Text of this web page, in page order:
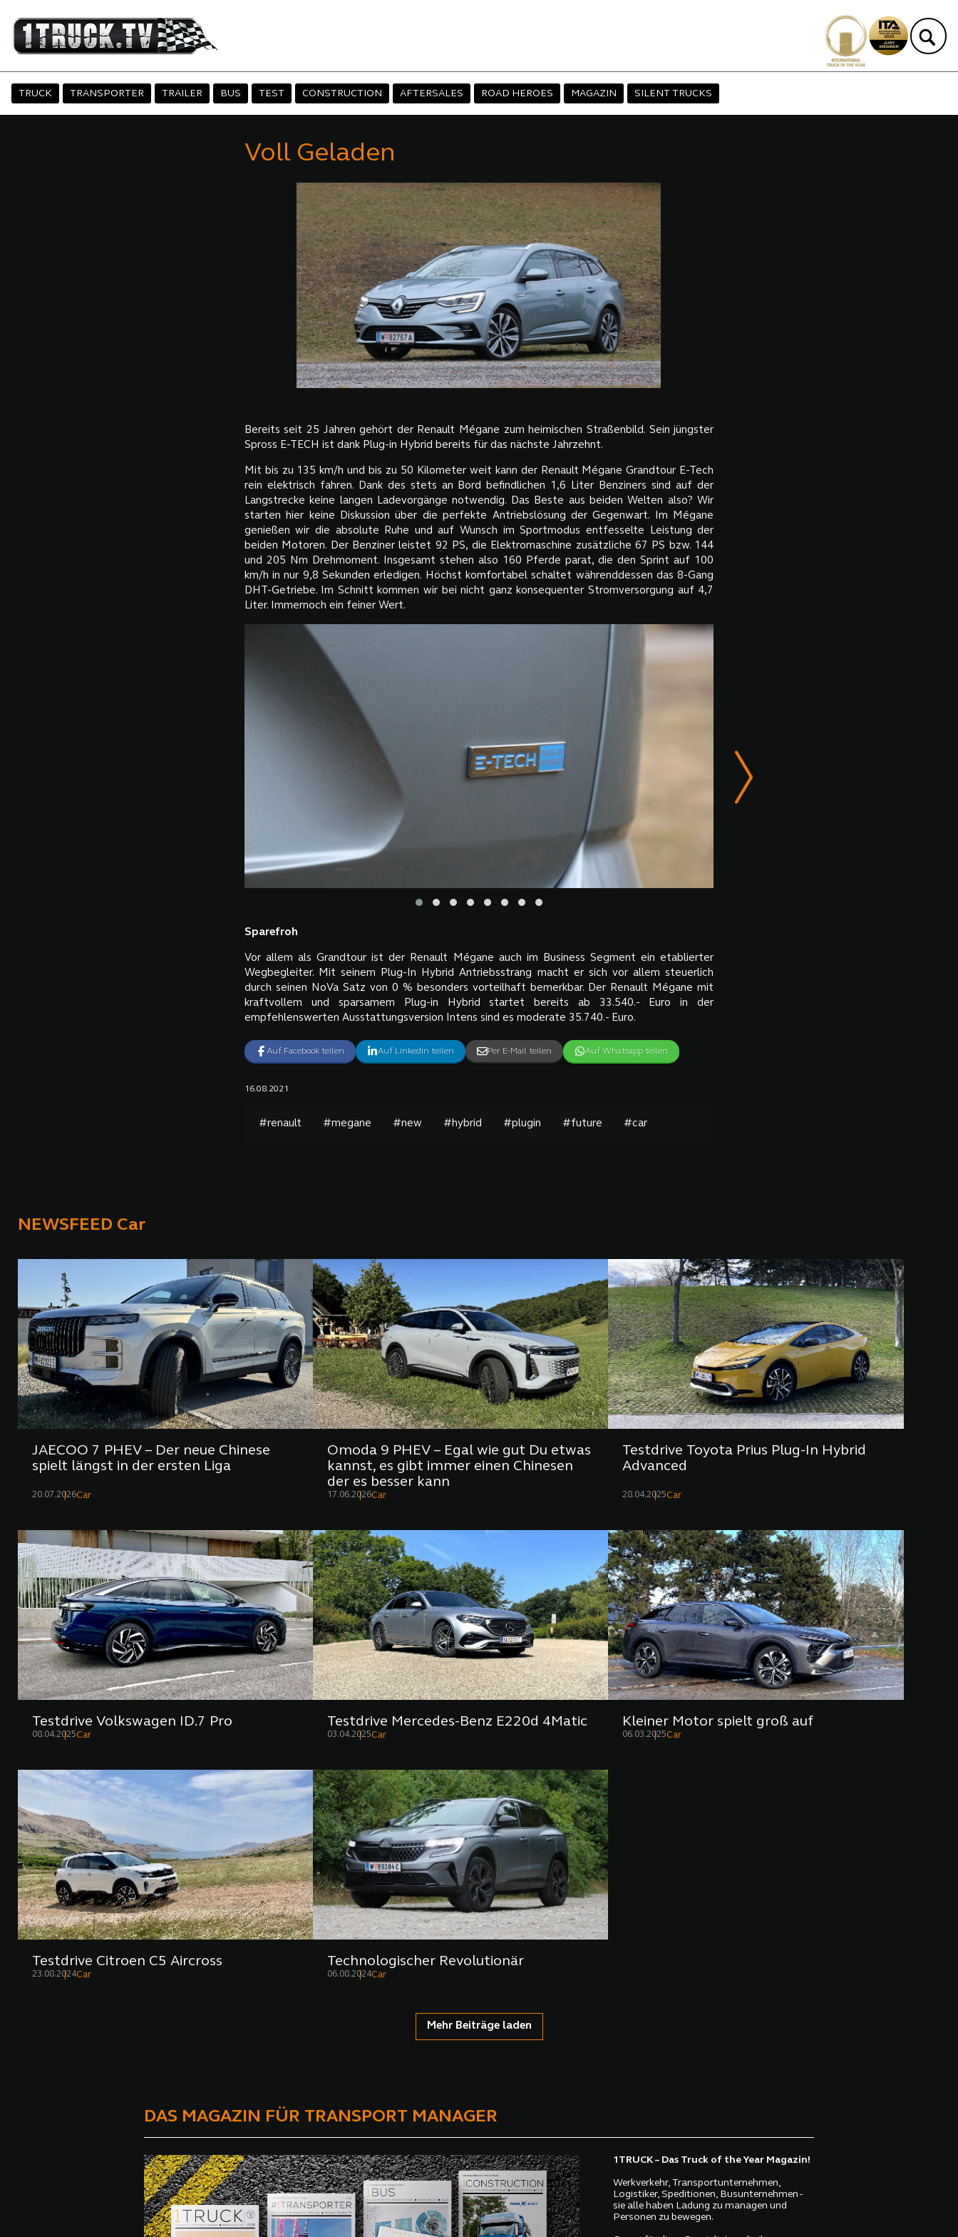
TRUCK TRANSPORTER TRAILER BUS TEST CONSTRUCTION AFTERSALES ROAD HEROES MAGAZIN SILENT TRUCKS
Voll Geladen
Bereits seit 25 Jahren gehört der Renault Mégane zum heimischen Straßenbild. Sein jüngster
Spross E-TECH ist dank Plug-in Hybrid bereits für das nächste Jahrzehnt.
Mit bis zu 135 km/h und bis zu 50 Kilometer weit kann der Renault Mégane Grandtour E-Tech
rein elektrisch fahren. Dank des stets an Bord befindlichen 1,6 Liter Benziners sind auf der
Langstrecke keine langen Ladevorgänge notwendig. Das Beste aus beiden Welten also? Wir
starten hier keine Diskussion über die perfekte Antriebslösung der Gegenwart. Im Mégane
genießen wir die absolute Ruhe und auf Wunsch im Sportmodus entfesselte Leistung der
beiden Motoren. Der Benziner leistet 92 PS, die Elektromaschine zusätzliche 67 PS bzw. 144
und 205 Nm Drehmoment. Insgesamt stehen also 160 Pferde parat, die den Sprint auf 100
km/h in nur 9,8 Sekunden erledigen. Höchst komfortabel schaltet währenddessen das 8-Gang
DHT-Getriebe. Im Schnitt kommen wir bei nicht ganz konsequenter Stromversorgung auf 4,7
Liter. Immernoch ein feiner Wert.
Sparefroh
Vor allem als Grandtour ist der Renault Mégane auch im Business Segment ein etablierter
Wegbegleiter. Mit seinem Plug-In Hybrid Antriebsstrang macht er sich vor allem steuerlich
durch seinen NoVa Satz von 0 % besonders vorteilhaft bemerkbar. Der Renault Mégane mit
kraftvollem und sparsamem Plug-in Hybrid startet bereits ab 33.540.- Euro in der
empfehlenswerten Ausstattungsversion Intens sind es moderate 35.740.- Euro.
Auf Facebook teilen Auf Linkedin teilen Per E-Mail teilen Auf Whatsapp teilen
16.08.2021
#renault #megane #new #hybrid #plugin #future #car
NEWSFEED Car
JAECOO 7 PHEV – Der neue Chinese
spielt längst in der ersten Liga
20.07.2026Car
Omoda 9 PHEV – Egal wie gut Du etwas
kannst, es gibt immer einen Chinesen
der es besser kann
17.06.2026Car
Testdrive Toyota Prius Plug-In Hybrid
Advanced
28.04.2025Car
Testdrive Volkswagen ID.7 Pro
08.04.2025Car
Testdrive Mercedes-Benz E220d 4Matic
03.04.2025Car
Kleiner Motor spielt groß auf
06.03.2025Car
Testdrive Citroen C5 Aircross
23.08.2024Car
Technologischer Revolutionär
06.08.2024Car
Mehr Beiträge laden
DAS MAGAZIN FÜR TRANSPORT MANAGER
1TRUCK – Das Truck of the Year Magazin!
Werkverkehr, Transportunternehmen,
Logistiker, Speditionen, Busunternehmen -
sie alle haben Ladung zu managen und
Personen zu bewegen.